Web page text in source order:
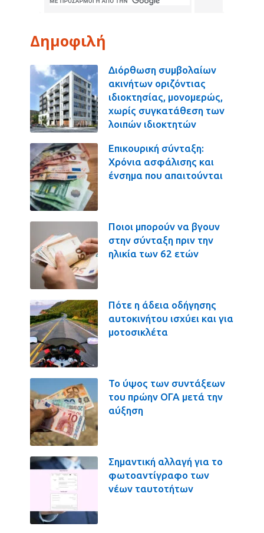
Δημοφιλή
Διόρθωση συμβολαίων
ακινήτων οριζόντιας
ιδιοκτησίας, μονομερώς,
χωρίς συγκατάθεση των
λοιπών ιδιοκτητών
Επικουρική σύνταξη:
Χρόνια ασφάλισης και
ένσημα που απαιτούνται
Ποιοι μπορούν να βγουν
στην σύνταξη πριν την
ηλικία των 62 ετών
Πότε η άδεια οδήγησης
αυτοκινήτου ισχύει και για
μοτοσικλέτα
Το ύψος των συντάξεων
του πρώην ΟΓΑ μετά την
αύξηση
Σημαντική αλλαγή για το
φωτοαντίγραφο των
νέων ταυτοτήτων